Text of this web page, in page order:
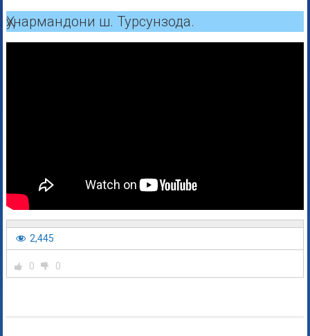
Ҳунармандони ш. Турсунзода.
2,445
0 0